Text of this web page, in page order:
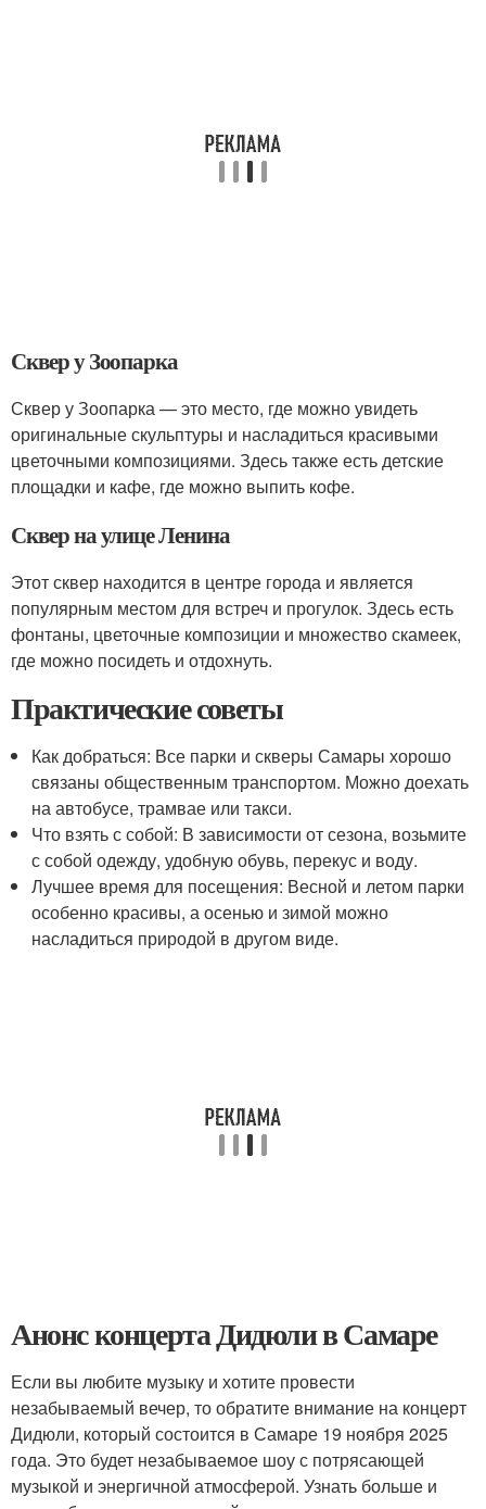
Сквер у Зоопарка
Сквер у Зоопарка — это место, где можно увидеть
оригинальные скульптуры и насладиться красивыми
цветочными композициями. Здесь также есть детские
площадки и кафе, где можно выпить кофе.
Сквер на улице Ленина
Этот сквер находится в центре города и является
популярным местом для встреч и прогулок. Здесь есть
фонтаны, цветочные композиции и множество скамеек,
где можно посидеть и отдохнуть.
Практические советы
Как добраться: Все парки и скверы Самары хорошо
связаны общественным транспортом. Можно доехать
на автобусе, трамвае или такси.
Что взять с собой: В зависимости от сезона, возьмите
с собой одежду, удобную обувь, перекус и воду.
Лучшее время для посещения: Весной и летом парки
особенно красивы, а осенью и зимой можно
насладиться природой в другом виде.
Анонс концерта Дидюли в Самаре
Если вы любите музыку и хотите провести
незабываемый вечер, то обратите внимание на концерт
Дидюли, который состоится в Самаре 19 ноября 2025
года. Это будет незабываемое шоу с потрясающей
музыкой и энергичной атмосферой. Узнать больше и